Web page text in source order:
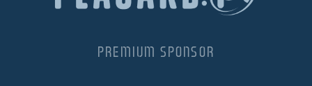
PREMIUM SPONSOR